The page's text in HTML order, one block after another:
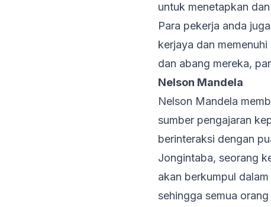
untuk menetapkan
Para pekerja anda
kerjaya dan
dan abang mereka,
Nelson Mandela
Nelson Mandela
sumber pengajaran
berinteraksi dengan
Jongintaba, seorang
akan berkumpul
sehingga semua